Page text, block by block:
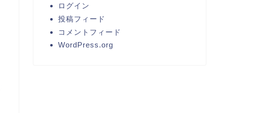
ログイン
投稿フィード
コメントフィード
WordPress.org